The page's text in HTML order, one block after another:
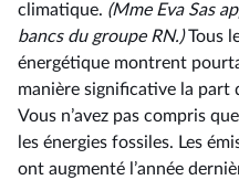
climatique. (Mme Eva Sas
bancs du groupe RN.)Tous
énergétique montrent
manière significative la part
Vous n’avez pas compris
les énergies fossiles. Les
ont augmenté l’année